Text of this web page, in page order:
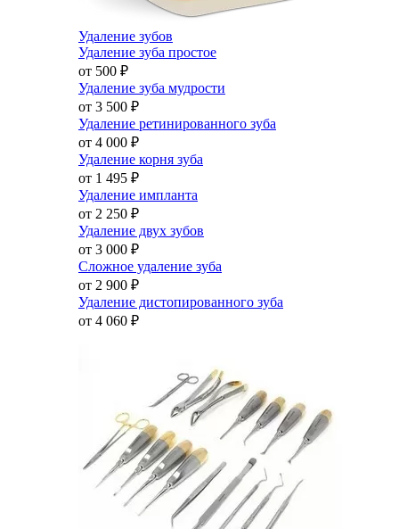
Удаление зубов
Удаление зуба простое
от 500 ₽
Удаление зуба мудрости
от 3 500 ₽
Удаление ретинированного зуба
от 4 000 ₽
Удаление корня зуба
от 1 495 ₽
Удаление импланта
от 2 250 ₽
Удаление двух зубов
от 3 000 ₽
Сложное удаление зуба
от 2 900 ₽
Удаление дистопированного зуба
от 4 060 ₽